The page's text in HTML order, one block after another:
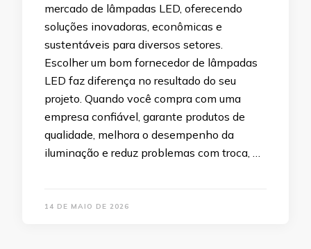
mercado de lâmpadas LED, oferecendo
soluções inovadoras, econômicas e
sustentáveis para diversos setores.
Escolher um bom fornecedor de lâmpadas
LED faz diferença no resultado do seu
projeto. Quando você compra com uma
empresa confiável, garante produtos de
qualidade, melhora o desempenho da
iluminação e reduz problemas com troca, …
14 DE MAIO DE 2026